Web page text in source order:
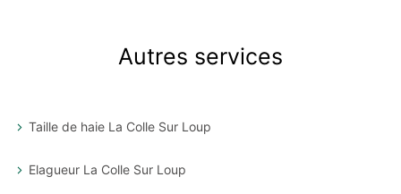
Autres services
Taille de haie La Colle Sur Loup
Elagueur La Colle Sur Loup